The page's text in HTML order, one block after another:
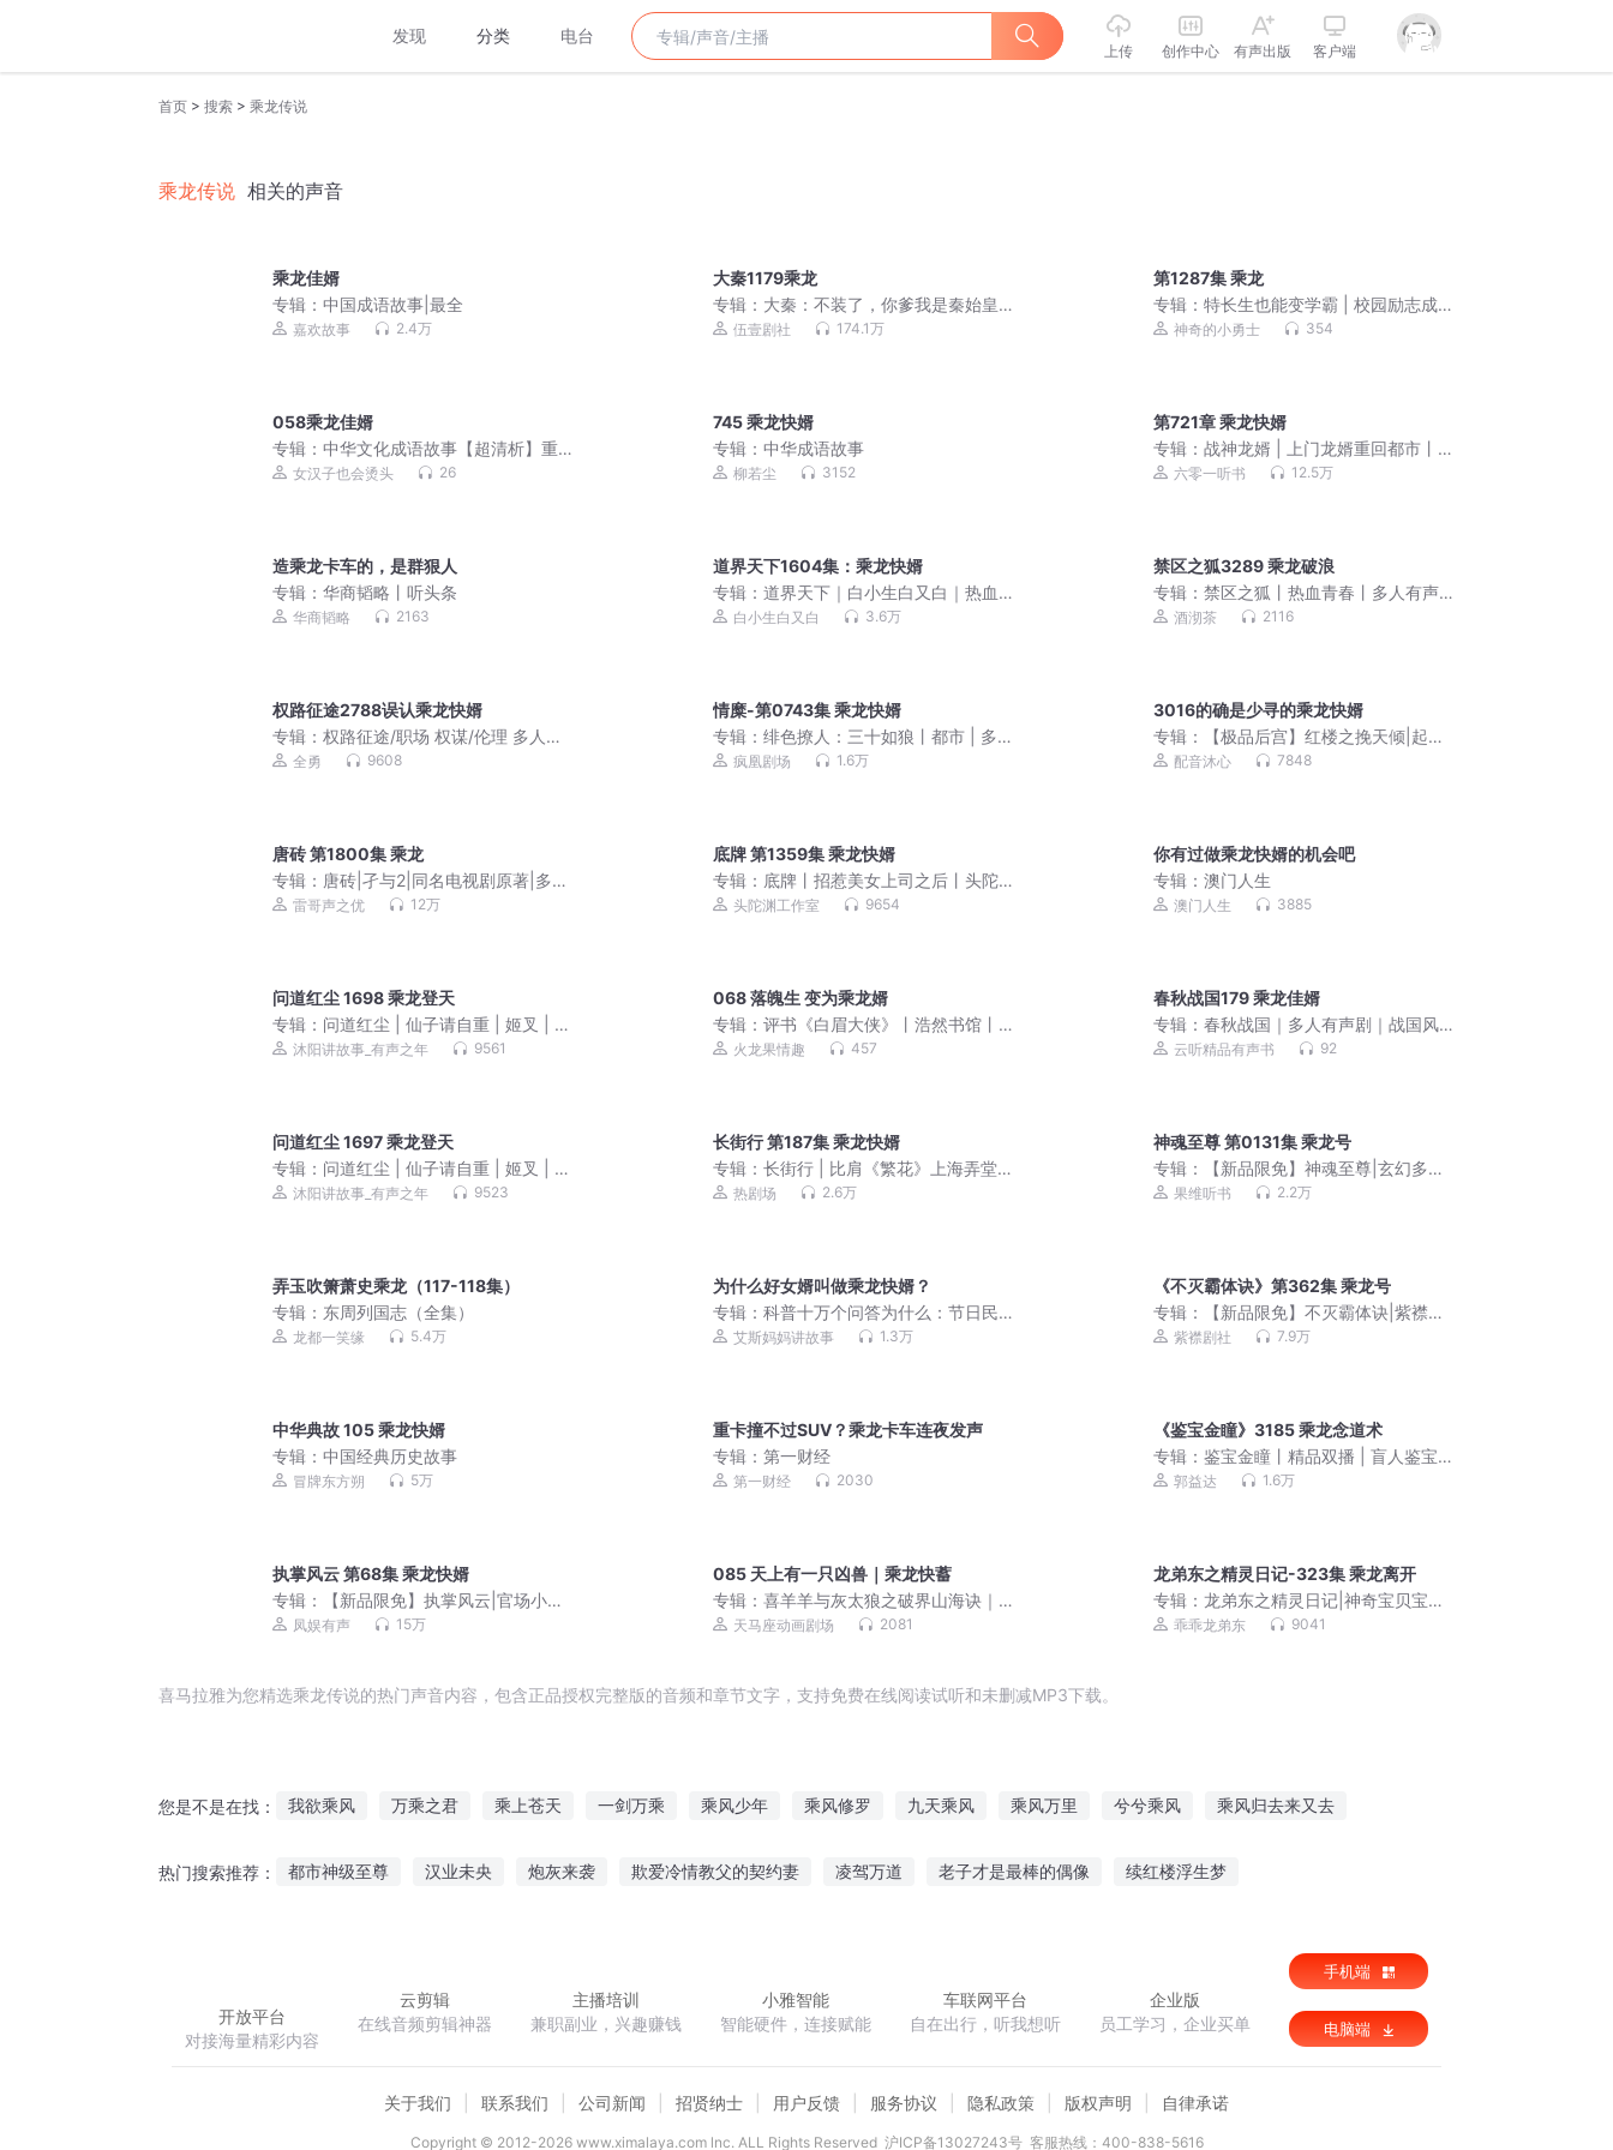
发现 分类 电台
上传 创作中心 有声出版 客户端
首页 > 搜索 > 乘龙传说
乘龙传说 相关的声音
乘龙佳婿
专辑： 中国成语故事|最全
嘉欢故事 2.4万
大秦1179乘龙
专辑： 大秦：不装了，你爹我是秦始皇
丨全本免费丨爆笑穿越丨伍壹剧社多人
伍壹剧社 174.1万
第1287集 乘龙
专辑：特长生也能变学霸 | 校园励志成
长故事
神奇的小勇士 354
058乘龙佳婿
专辑： 中华文化成语故事【超清析】重
置版400集
女汉子也会烫头 26
745 乘龙快婿
专辑：中华成语故事
柳若尘 3152
第721章 乘龙快婿
专辑：战神龙婿 | 上门龙婿重回都市丨
刺儿丨vip免费有声小说
六零一听书 12.5万
造乘龙卡车的，是群狠人
专辑： 华商韬略丨听头条
华商韬略 2163
道界天下1604集：乘龙快婿
专辑：道界天下｜白小生白又白｜热血
逆袭&修仙玄幻
白小生白又白 3.6万
禁区之狐3289 乘龙破浪
专辑：禁区之狐丨热血青春丨多人有声
剧 酒沏茶 2116
权路征途2788误认乘龙快婿
专辑： 权路征途/职场 权谋/伦理 多人有
声剧全勇 9608
情糜-第0743集 乘龙快婿
专辑：绯色撩人：三十如狼丨都市 | 多
女主爽文 | 复仇 | 逆袭打脸 | 虐渣
疯凰剧场 1.6万
3016的确是少寻的乘龙快婿
专辑：
【极品后宫】红楼之挽天倾|起点
霸榜历史权谋|多人有声剧
配音沐心 7848
唐砖 第1800集 乘龙
专辑： 唐砖|孑与2|同名电视剧原著|多人
有声剧|声之优|爆笑穿越历史
雷哥声之优 12万
底牌 第1359集 乘龙快婿
专辑： 底牌丨招惹美女上司之后丨头陀
渊工作室丨热血都市丨爆笑爽文
头陀渊工作室 9654
你有过做乘龙快婿的机会吧
专辑：澳门人生
澳门人生 3885
问道红尘 1698 乘龙登天
专辑： 问道红尘 | 仙子请自重 | 姬叉 | 仙
侠 | 爆笑 | 多人VIP免费有声剧
沐阳讲故事_有声之年 9561
068 落魄生 变为乘龙婿
专辑：评书《白眉大侠》丨浩然书馆丨
单田芳版本改编丨现场
火龙果情趣 457
春秋战国179 乘龙佳婿
专辑：春秋战国｜多人有声剧｜战国风
云｜谋权争霸｜中国历史
云听精品有声书 92
问道红尘 1697 乘龙登天
专辑： 问道红尘 | 仙子请自重 | 姬叉 | 仙
侠 | 爆笑 | 多人VIP免费有声剧
沐阳讲故事_有声之年 9523
长街行 第187集 乘龙快婿
专辑：长街行 | 比肩《繁花》上海弄堂
往事 | 王小鹰 | 五个一工程获奖作品 | 影
热剧场 2.6万
神魂至尊 第0131集 乘龙号
专辑：
【新品限免】神魂至尊|玄幻多人
有声剧|文滔领衔
果维听书 2.2万
弄玉吹箫萧史乘龙（117-118集）
专辑： 东周列国志（全集）
龙都一笑缘 5.4万
为什么好女婿叫做乘龙快婿？
专辑：科普十万个问答为什么：节日民
俗真好玩
艾斯妈妈讲故事 1.3万
《不灭霸体诀》第362集 乘龙号
专辑：
【新品限免】不灭霸体诀|紫襟剧
社制作|玄幻&修真爽文|有声剧
紫襟剧社 7.9万
中华典故 105 乘龙快婿
专辑： 中国经典历史故事
冒牌东方朔 5万
重卡撞不过SUV？乘龙卡车连夜发声
专辑：第一财经
第一财经 2030
《鉴宝金瞳》3185 乘龙念道术
专辑：鉴宝金瞳丨精品双播 | 盲人鉴宝
录 郭益达 1.6万
执掌风云 第68集 乘龙快婿
专辑：
【新品限免】执掌风云|官场小说|
权谋|反腐扫黑
凤娱有声 15万
085 天上有一只凶兽｜乘龙快蓄
专辑：喜羊羊与灰太狼之破界山海诀｜
热播动画｜羊村守护者13｜天马座动画
天马座动画剧场 2081
龙弟东之精灵日记-323集 乘龙离开
专辑：龙弟东之精灵日记|神奇宝贝宝可
梦口袋妖怪精灵掌门人
乖乖龙弟东 9041
喜马拉雅为您精选乘龙传说的热门声音内容，包含正品授权完整版的音频和章节文字，支持免费在线阅读试听和未删减MP3下载。
您是不是在找： 我欲乘风 万乘之君 乘上苍天 一剑万乘 乘风少年 乘风修罗 九天乘风 乘风万里 兮兮乘风 乘风归去来又去
热门搜索推荐： 都市神级至尊 汉业未央 炮灰来袭 欺爱冷情教父的契约妻 凌驾万道 老子才是最棒的偶像 续红楼浮生梦
开放平台
对接海量精彩内容
云剪辑
在线音频剪辑神器
主播培训
兼职副业，兴趣赚钱
小雅智能
智能硬件，连接赋能
车联网平台
自在出行，听我想听
企业版
员工学习，企业买单
手机端
电脑端
关于我们 联系我们 公司新闻 招贤纳士 用户反馈 服务协议 隐私政策 版权声明 自律承诺
Copyright © 2012-2026www.ximalaya.com lnc. ALL Rights Reserved 沪ICP备13027243号 客服热线：400-838-5616